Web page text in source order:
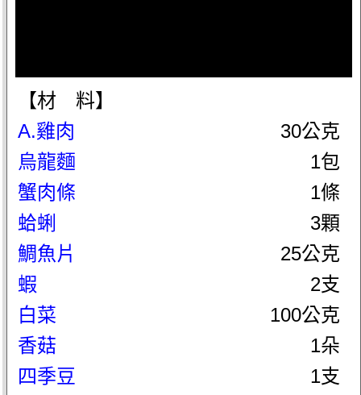
【材 料】
A.雞肉
30公克
烏龍麵
1包
蟹肉條
1條
蛤蜊
3顆
鯛魚片
25公克
蝦
2支
白菜
100公克
香菇
1朵
四季豆
1支